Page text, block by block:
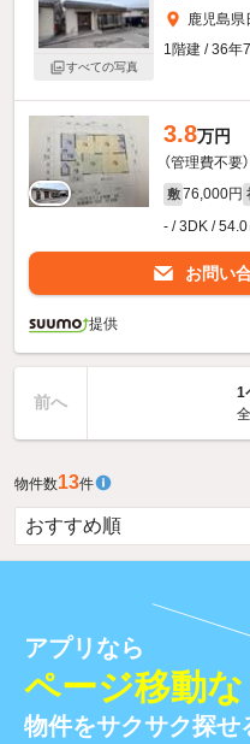
すべての写真
鹿児島県
1階建 / 36年
3.8万円
（管理費不要）
敷 76,000円
- / 3DK / 54.0
お問い
提供
前へ
1
物件数13件
アプリなら
ページ移動な
物件をサクサク探せ